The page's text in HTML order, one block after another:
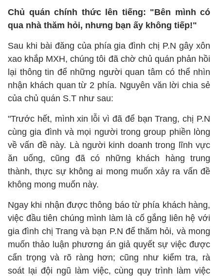
Chủ quán chính thức lên tiếng: "Bên mình có
qua nhà thăm hỏi, nhưng bạn ấy không tiếp!"
Sau khi bài đăng của phía gia đình chị P.N gây xôn
xao khắp MXH, chúng tôi đã chờ chủ quán phản hồi
lại thông tin để những người quan tâm có thể nhìn
nhận khách quan từ 2 phía. Nguyên văn lời chia sẻ
của chủ quán S.T như sau:
"Trước hết, mình xin lỗi vì đã để bạn Trang, chị P.N
cùng gia đình và mọi người trong group phiền lòng
về vấn đề này. Là người kinh doanh trong lĩnh vực
ăn uống, cũng đã có những khách hàng trung
thành, thực sự không ai mong muốn xảy ra vấn đề
không mong muốn này.
Ngay khi nhận được thông báo từ phía khách hàng,
việc đầu tiên chúng mình làm là cố gắng liên hệ với
gia đình chị Trang và bạn P.N để thăm hỏi, và mong
muốn thảo luận phương án giả quyết sự việc được
cẩn trọng và rõ ràng hơn; cũng như kiểm tra, rà
soát lại đội ngũ làm việc, cùng quy trình làm việc